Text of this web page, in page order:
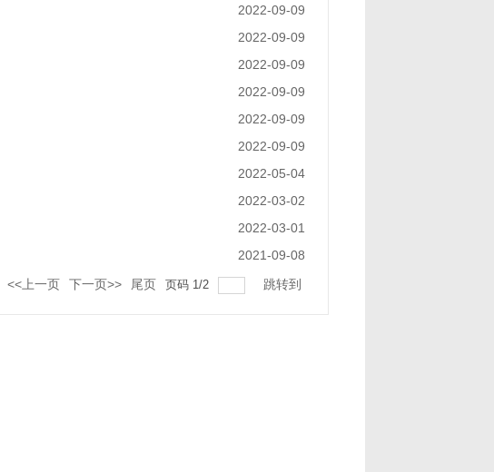
2022-09-09
2022-09-09
2022-09-09
2022-09-09
2022-09-09
2022-09-09
2022-05-04
2022-03-02
2022-03-01
2021-09-08
<<上一页 下一页>> 尾页 页码 1/2 跳转到